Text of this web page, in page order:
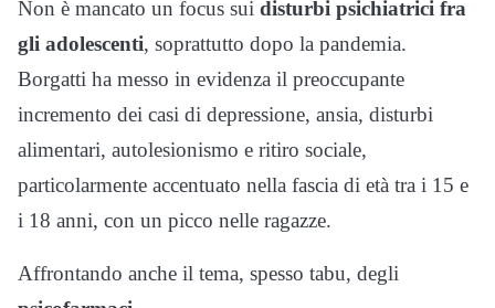
Non è mancato un focus sui disturbi psichiatrici fra
gli adolescenti, soprattutto dopo la pandemia.
Borgatti ha messo in evidenza il preoccupante
incremento dei casi di depressione, ansia, disturbi
alimentari, autolesionismo e ritiro sociale,
particolarmente accentuato nella fascia di età tra i 15 e
i 18 anni, con un picco nelle ragazze.
Affrontando anche il tema, spesso tabu, degli